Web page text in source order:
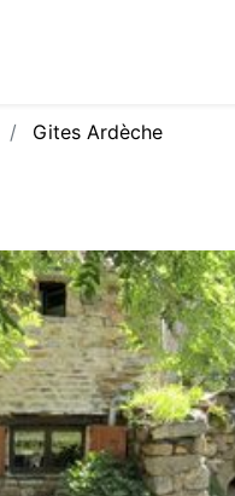
Gites Ardèche